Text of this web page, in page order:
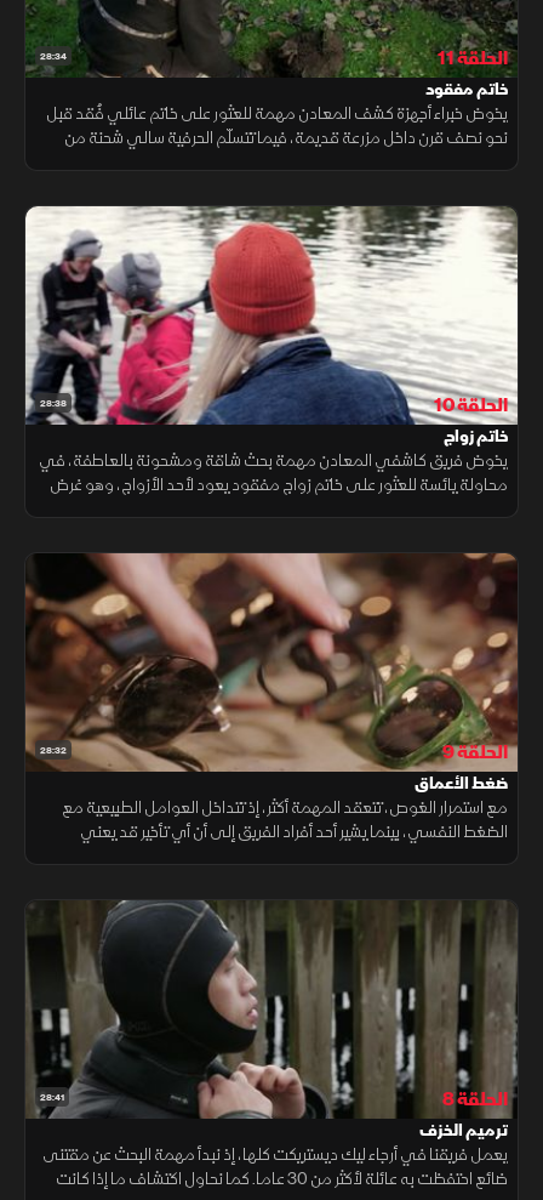
28:34 الحلقة 11
خاتم مفقود
يخوض خبراء أجهزة كشف المعادن مهمة للعثور على خاتم عائلي فُقد قبل
نحو نصف قرن داخل مزرعة قديمة، فيما تتسلّم الحرفية سالي شحنة من
28:38 الحلقة 10
خاتم زواج
يخوض فريق كاشفي المعادن مهمة بحث شاقة ومشحونة بالعاطفة، في
محاولة يائسة للعثور على خاتم زواج مفقود يعود لأحد الأزواج، وهو غرض
28:32 الحلقة 9
ضغط الأعماق
مع استمرار الغوص، تتعقد المهمة أكثر، إذ تتداخل العوامل الطبيعية مع
الضغط النفسي، بينما يشير أحد أفراد الفريق إلى أن أي تأخير قد يعني
28:41 الحلقة 8
ترميم الخزف
يعمل فريقنا في أرجاء ليك ديستريكت كلها، إذ نبدأ مهمة البحث عن مقتنى
ضائع احتفظت به عائلة لأكثر من 30 عاما. كما نحاول اكتشاف ما إذا كانت